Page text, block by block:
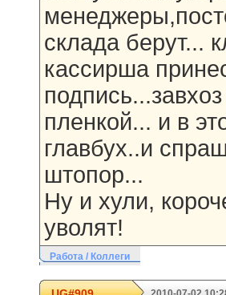
склада берут...
кассирша
пленкой... и в
главбух..и
штопор...
Ну и хули,
уволят!
Работа / Коллеги